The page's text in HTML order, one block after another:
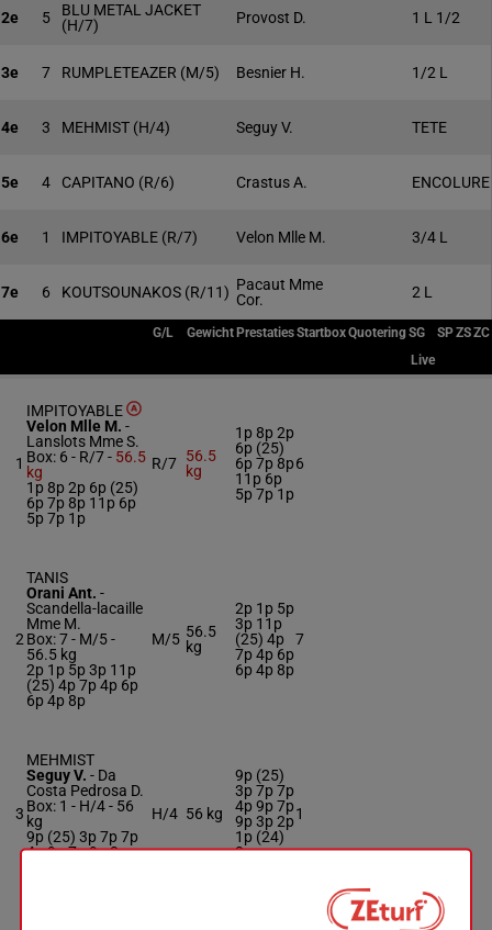
2e 5
BLU METAL JACKET
(H/7)
Provost D. 1 L 1/2
3e 7 RUMPLETEAZER (M/5) Besnier H. 1/2 L
4e 3 MEHMIST (H/4) Seguy V. TETE
5e 4 CAPITANO (R/6) Crastus A. ENCOLURE
6e 1 IMPITOYABLE (R/7) Velon Mlle M. 3/4 L
7e 6 KOUTSOUNAKOS (R/11) Pacaut Mme
Cor.
2 L
G/L Gewicht PrestatiesStartboxQuoteringSG SPZSZC
Live
1
IMPITOYABLE
Velon Mlle M. -
Lanslots Mme S.
Box: 6 - R/7 - 56.5
kg
1p 8p 2p 6p (25)
6p 7p 8p 11p 6p
5p 7p 1p
R/7 56.5
kg
1p 8p 2p
6p (25)
6p 7p 8p
11p 6p
5p 7p 1p
6
2
TANIS
Orani Ant. -
Scandella-lacaille
Mme M.
Box: 7 - M/5 -
56.5 kg
2p 1p 5p 3p 11p
(25) 4p 7p 4p 6p
6p 4p 8p
M/5 56.5
kg
2p 1p 5p
3p 11p
(25) 4p
7p 4p 6p
6p 4p 8p
7
3
MEHMIST
Seguy V. - Da
Costa Pedrosa D.
Box: 1 - H/4 - 56
kg
9p (25) 3p 7p 7p
4p 9p 7p 9p 3p
H/4 56 kg
9p (25)
3p 7p 7p
4p 9p 7p
9p 3p 2p
1p (24)
3p
1